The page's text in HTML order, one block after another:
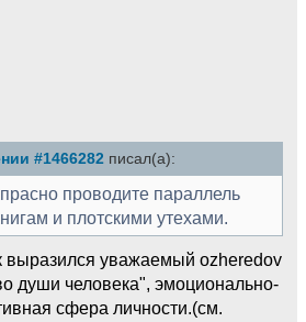
#1466282 писал(а):
проводите параллель
и плотскими утехами.
выразился уважаемый ozheredov
души человека", эмоционально-
сфера личности.(см.